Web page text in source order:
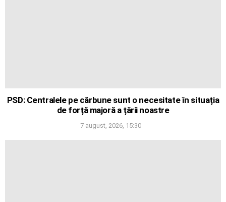
PSD: Centralele pe cărbune sunt o necesitate în situația
de forță majoră a țării noastre
7 august, 2026, 15:30